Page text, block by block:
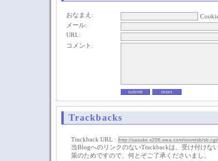
おなまえ:
メール:
URL:
コメント:
Trackbacks
Trackback URL :
当BlogへのリンクのないTrackbackは、受け付けな
策のためですので、何とぞご了承くださいまし。